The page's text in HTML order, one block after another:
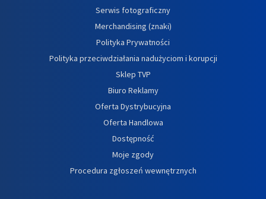
Serwis fotograficzny
Merchandising (znaki)
Polityka Prywatności
Polityka przeciwdziałania nadużyciom i korupcji
Sklep TVP
Biuro Reklamy
Oferta Dystrybucyjna
Oferta Handlowa
Dostępność
Moje zgody
Procedura zgłoszeń wewnętrznych